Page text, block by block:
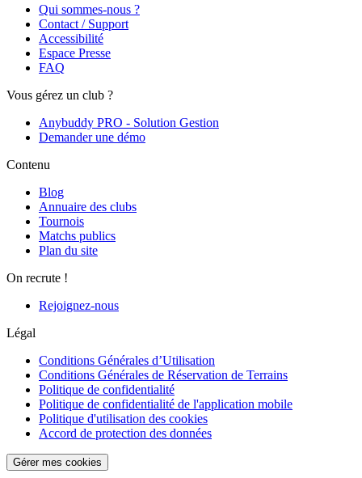
Qui sommes-nous ?
Contact / Support
Accessibilité
Espace Presse
FAQ
Vous gérez un club ?
Anybuddy PRO - Solution Gestion
Demander une démo
Contenu
Blog
Annuaire des clubs
Tournois
Matchs publics
Plan du site
On recrute !
Rejoignez-nous
Légal
Conditions Générales d’Utilisation
Conditions Générales de Réservation de Terrains
Politique de confidentialité
Politique de confidentialité de l'application mobile
Politique d'utilisation des cookies
Accord de protection des données
Gérer mes cookies